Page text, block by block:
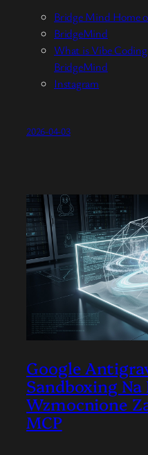
Bridge Mind Home
BridgeMind
What is Vibe
BridgeMind
Instagram
2026-04-03
Google
Sandboxing
Wzmocnione
MCP